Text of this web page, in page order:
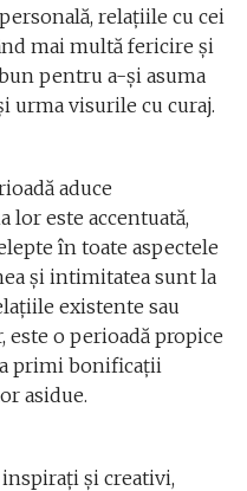
relațiile cu cei
mai multă fericire și
pentru a-și asuma
urma visurile cu curaj.
aduce
este accentuată,
în toate aspectele
și intimitatea sunt la
existente sau
o perioadă propice
primi bonificații
asidue.
și creativi,